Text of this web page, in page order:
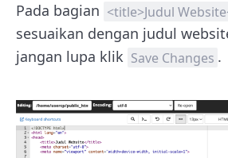
Pada bagian <title>Judul
sesuaikan dengan judul
jangan lupa klik Save Changes .